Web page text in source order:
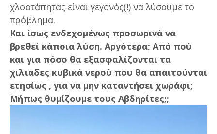
χλοοτάπητας είναι γεγονός(!) να λύσουμε το
πρόβλημα.
Και ίσως ενδεχομένως προσωρινά να
βρεθεί κάποια λύση. Αργότερα; Από πού
και για πόσο θα εξασφαλίζονται τα
χιλιάδες κυβικά νερού που θα απαιτούνται
ετησίως , για να μην καταντήσει χωράφι;
Μήπως θυμίζουμε τους Αβδηρίτες;;